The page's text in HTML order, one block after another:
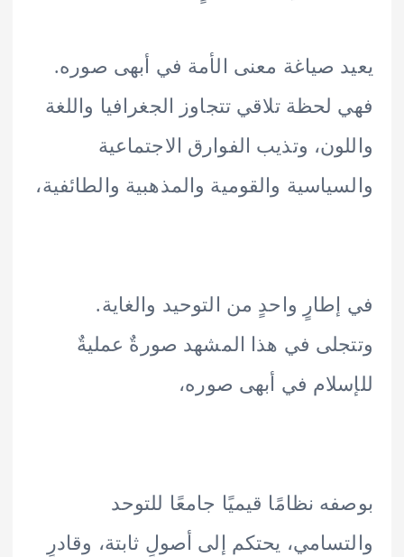
صياغة معنى الأمة في أبهى صوره.
تلاقي تتجاوز الجغرافيا واللغة
وتذيب الفوارق الاجتماعية
والقومية والمذهبية والطائفية،
واحدٍ من التوحيد والغاية.
في هذا المشهد صورةٌ عمليةٌ
في أبهى صوره،
نظامًا قيميًا جامعًا للتوحد
يحتكم إلى أصولٍ ثابتة، وقادرٍ